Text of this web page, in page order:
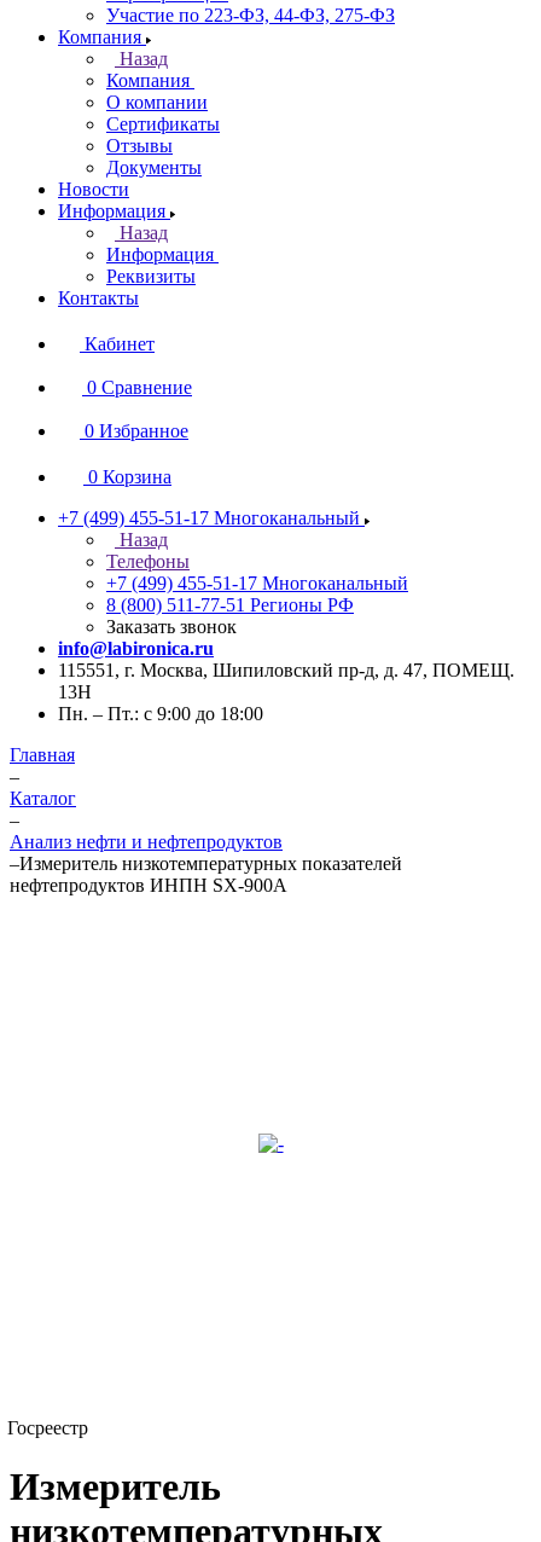
Участие по 223-ФЗ, 44-ФЗ, 275-ФЗ
Компания
Назад
Компания
О компании
Сертификаты
Отзывы
Документы
Новости
Информация
Назад
Информация
Реквизиты
Контакты
Кабинет
0 Сравнение
0 Избранное
0 Корзина
+7 (499) 455-51-17 Многоканальный
Назад
Телефоны
+7 (499) 455-51-17 Многоканальный
8 (800) 511-77-51 Регионы РФ
Заказать звонок
info@labironica.ru
115551, г. Москва, Шипиловский пр-д, д. 47, ПОМЕЩ.
13Н
Пн. – Пт.: с 9:00 до 18:00
Главная
–
Каталог
–
Анализ нефти и нефтепродуктов
–Измеритель низкотемпературных показателей
нефтепродуктов ИНПН SX-900A
Госреестр
Измеритель
низкотемпературных